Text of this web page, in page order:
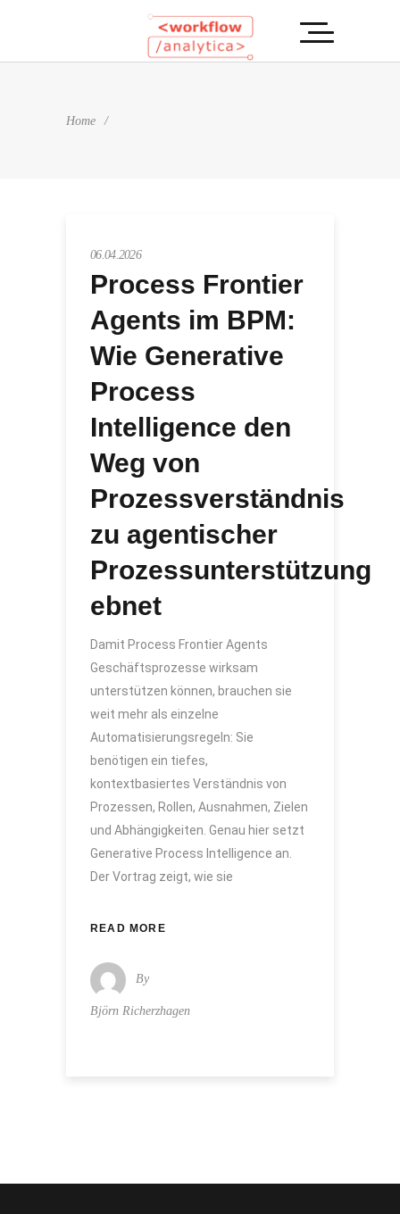
Home /
06.04.2026
Process Frontier
Agents im BPM:
Wie Generative
Process
Intelligence den
Weg von
Prozessverständnis
zu agentischer
Prozessunterstützung
ebnet
Damit Process Frontier Agents
Geschäftsprozesse wirksam
unterstützen können, brauchen sie
weit mehr als einzelne
Automatisierungsregeln: Sie
benötigen ein tiefes,
kontextbasiertes Verständnis von
Prozessen, Rollen, Ausnahmen, Zielen
und Abhängigkeiten. Genau hier setzt
Generative Process Intelligence an.
Der Vortrag zeigt, wie sie
READ MORE
By
Björn Richerzhagen